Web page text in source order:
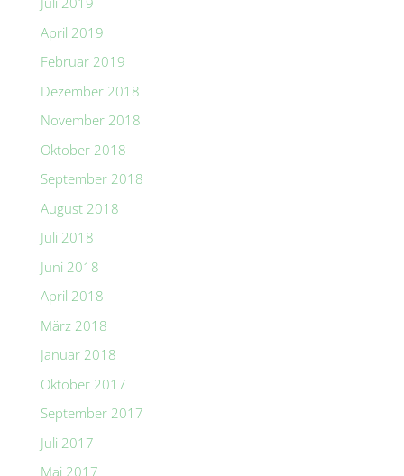
April 2019
Februar 2019
Dezember 2018
November 2018
Oktober 2018
September 2018
August 2018
Juli 2018
Juni 2018
April 2018
März 2018
Januar 2018
Oktober 2017
September 2017
Juli 2017
Mai 2017